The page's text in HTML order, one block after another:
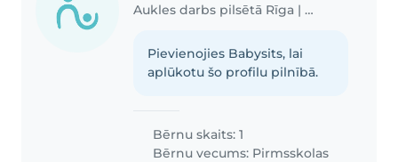
Aukles darbs pilsētā Rīga | Babysits
Pievienojies Babysits, lai
aplūkotu šo profilu pilnībā.
Bērnu skaits: 1
Bērnu vecums: Pirmsskolas